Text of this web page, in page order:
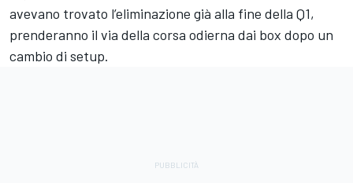
avevano trovato l’eliminazione già alla fine della Q1,
prenderanno il via della corsa odierna dai box dopo un
cambio di setup.